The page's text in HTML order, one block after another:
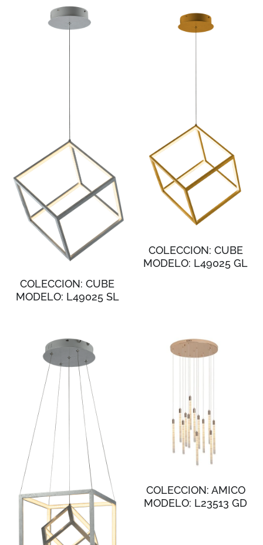
COLECCION: CUBE
MODELO: L49025 SL
COLECCION: CUBE
MODELO: L49025 GL
COLECCION: AMICO
MODELO: L23513 GD